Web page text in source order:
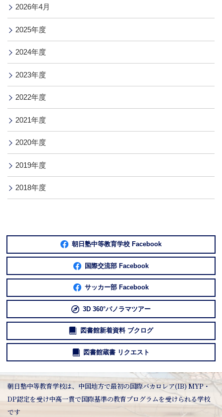
2026年4月
2025年度
2024年度
2023年度
2022年度
2021年度
2020年度
2019年度
2018年度
朝日塾中等教育学校 Facebook
国際交流部 Facebook
サッカー部 Facebook
3D 360°パノラマツアー
図書館新着資料 ブクログ
図書館蔵書 リクエスト
朝日塾中等教育学校は、中国地方で最初の国際バカロレア(IB) MYP・
DP認定を受け中高一貫で国際基準の教育プログラムを受けられる学校
です